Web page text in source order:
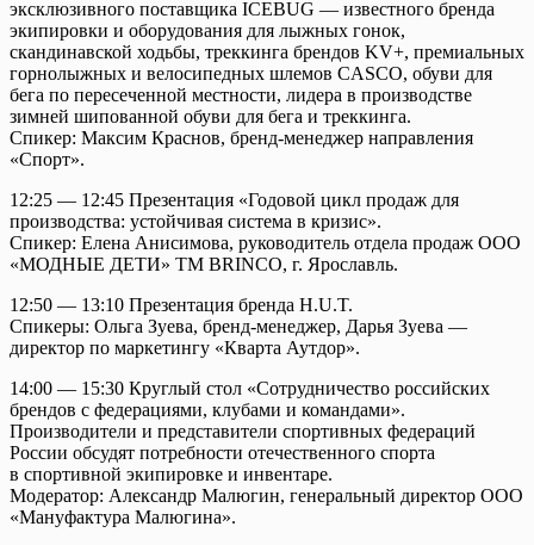
эксклюзивного поставщика ICEBUG — известного бренда
экипировки и оборудования для лыжных гонок,
скандинавской ходьбы, треккинга брендов KV+, премиальных
горнолыжных и велосипедных шлемов CASCO, обуви для
бега по пересеченной местности, лидера в производстве
зимней шипованной обуви для бега и треккинга.
Спикер: Максим Краснов, бренд-менеджер направления
«Спорт».
12:25 — 12:45 Презентация «Годовой цикл продаж для
производства: устойчивая система в кризис».
Спикер: Елена Анисимова, руководитель отдела продаж ООО
«МОДНЫЕ ДЕТИ» ТМ BRINCO, г. Ярославль.
12:50 — 13:10 Презентация бренда H.U.T.
Спикеры: Ольга Зуева, бренд-менеджер, Дарья Зуева —
директор по маркетингу «Кварта Аутдор».
14:00 — 15:30 Круглый стол «Сотрудничество российских
брендов с федерациями, клубами и командами».
Производители и представители спортивных федераций
России обсудят потребности отечественного спорта
в спортивной экипировке и инвентаре.
Модератор: Александр Малюгин, генеральный директор ООО
«Мануфактура Малюгина».